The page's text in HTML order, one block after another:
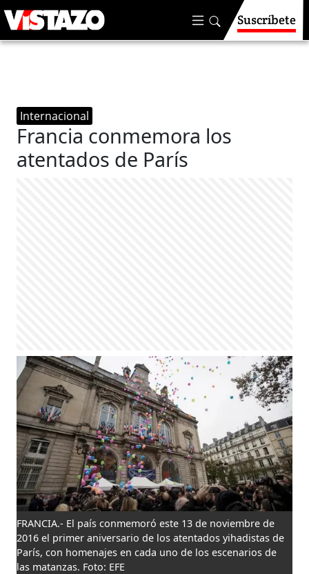
Suscríbete
Internacional
Francia conmemora los
atentados de París
FRANCIA.- El país conmemoró este 13 de noviembre de
2016 el primer aniversario de los atentados yihadistas de
París, con homenajes en cada uno de los escenarios de
las matanzas. Foto: EFE